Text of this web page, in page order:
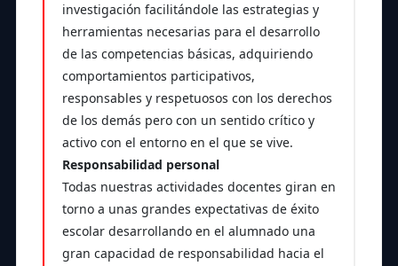
investigación facilitándole las estrategias y
herramientas necesarias para el desarrollo
de las competencias básicas, adquiriendo
comportamientos participativos,
responsables y respetuosos con los derechos
de los demás pero con un sentido crítico y
activo con el entorno en el que se vive.
Responsabilidad personal
Todas nuestras actividades docentes giran en
torno a unas grandes expectativas de éxito
escolar desarrollando en el alumnado una
gran capacidad de responsabilidad hacia el